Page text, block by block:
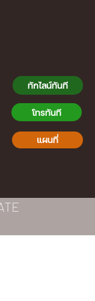
ทักไลน์ทันที
โทรทันที
แผนที่